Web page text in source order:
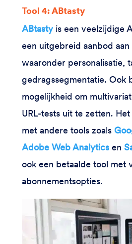
Tool 4: ABtasty
ABtastyis een veelzijdige
een uitgebreid aanbod
waaronder personalisatie,
gedragssegmentatie. Ook
mogelijkheid om
URL-tests uit te zetten.
met andere tools zoals
Adobe Web Analytics en
ook een betaalde tool met
abonnementsopties.